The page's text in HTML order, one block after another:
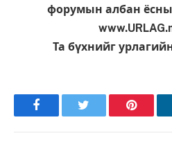
форумын албан ёсны
Та бүхнийг
FacebookTwitter